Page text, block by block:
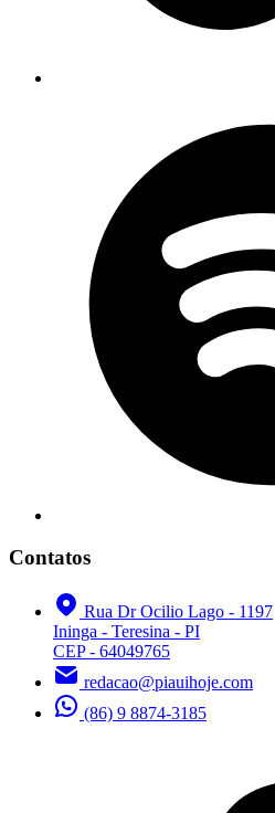
Contatos
Rua Dr Ocilio Lago - 1197
Ininga - Teresina - PI
CEP - 64049765
redacao@piauihoje.com
(86) 9 8874-3185